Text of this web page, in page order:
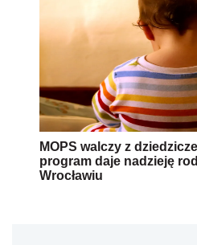
MOPS walczy z
program daje nadzieję
Wrocławiu